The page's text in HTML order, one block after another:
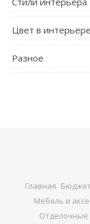
Цвет в интерьере
Разное
Главная
Мебель и